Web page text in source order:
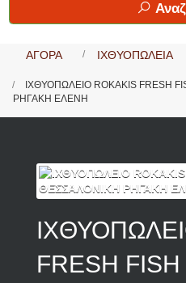
ΑΓΟΡΑ ΙΧΘΥΟΠΩΛΕΙΑ
ΙΧΘΥΟΠΩΛΕΙΟ ROKAKIS FRESH
ΡΗΓΑΚΗ ΕΛΕΝΗ
FRESH